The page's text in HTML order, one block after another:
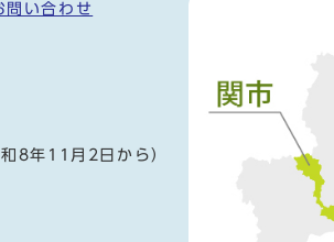
問い合わせ
8年11月2日から）